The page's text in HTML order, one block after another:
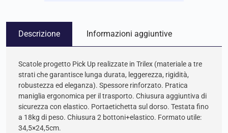
Descrizione Informazioni aggiuntive
Scatole progetto Pick Up realizzate in Trilex (materiale a tre
strati che garantisce lunga durata, leggerezza, rigidità,
robustezza ed eleganza). Spessore rinforzato. Pratica
maniglia ergonomica per il trasporto. Chiusura aggiuntiva di
sicurezza con elastico. Portaetichetta sul dorso. Testata fino
a 18kg di peso. Chiusura 2 bottoni+elastico. Formato utile:
34,5×24,5cm.